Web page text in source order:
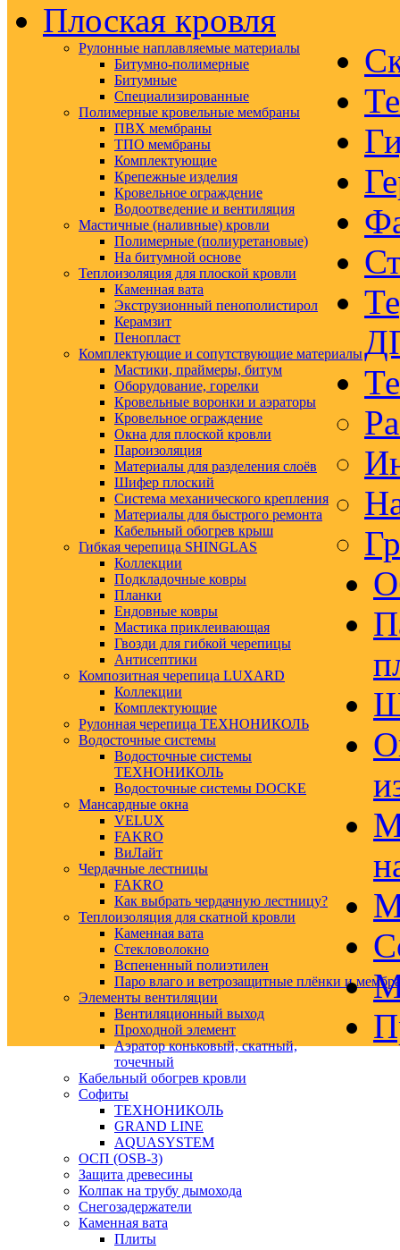
Плоская кровля
Рулонные наплавляемые материалы
Битумно-полимерные
Битумные
Специализированные
Полимерные кровельные мембраны
ПВХ мембраны
ТПО мембраны
Комплектующие
Крепежные изделия
Кровельное ограждение
Водоотведение и вентиляция
Мастичные (наливные) кровли
Полимерные (полиуретановые)
На битумной основе
Теплоизоляция для плоской кровли
Каменная вата
Экструзионный пенополистирол
Керамзит
Пенопласт
Комплектующие и сопутствующие материалы
Мастики, праймеры, битум
Оборудование, горелки
Кровельные воронки и аэраторы
Кровельное ограждение
Окна для плоской кровли
Пароизоляция
Материалы для разделения слоёв
Шифер плоский
Система механического крепления
Материалы для быстрого ремонта
Кабельный обогрев крыш
Гибкая черепица SHINGLAS
Коллекции
Подкладочные ковры
Планки
Ендовные ковры
Мастика приклеивающая
Гвозди для гибкой черепицы
Антисептики
Композитная черепица LUXARD
Коллекции
Комплектующие
Рулонная черепица ТЕХНОНИКОЛЬ
Водосточные системы
Водосточные системы
ТЕХНОНИКОЛЬ
Водосточные системы DOCKE
Мансардные окна
VELUX
FAKRO
ВиЛайт
Чердачные лестницы
FAKRO
Как выбрать чердачную лестницу?
Теплоизоляция для скатной кровли
Каменная вата
Стекловолокно
Вспененный полиэтилен
Паро влаго и ветрозащитные плёнки и
Элементы вентиляции
Вентиляционный выход
Проходной элемент
Аэратор коньковый, скатный,
точечный
Кабельный обогрев кровли
Софиты
ТЕХНОНИКОЛЬ
GRAND LINE
AQUASYSTEM
ОСП (OSB-3)
Защита древесины
Колпак на трубу дымохода
Снегозадержатели
Каменная вата
Плиты